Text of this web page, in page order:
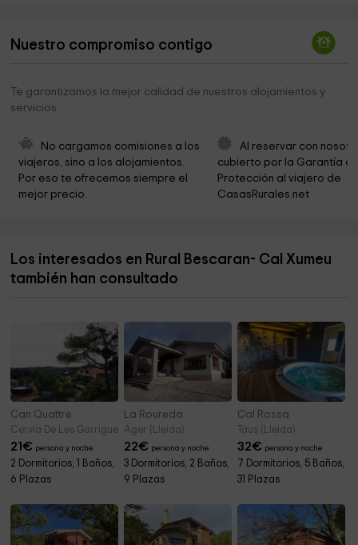
Sant Esteve de Juverri 6,1 km
Sant Antoni de la Peguera 6,6 km
Paller De Cal Melsió 7,7 km
Ayuntamiento de les Valls de Valira 7,7 km
Sant Julià i Sant Germà de Lòria
Nuestro compromiso contigo
Te garantizamos la mejor calidad de nuestros alojamientos y
servicios
No cargamos comisiones a los
viajeros, sino a los alojamientos.
Por eso te ofrecemos siempre el
mejor precio.
Al reservar con
cubierto por la Garantía
Protección al viajero de
CasasRurales.net
Los interesados en Rural Bescaran- Cal Xumeu
también han consultado
Can Quattre
Cervia De Les Garrigues (Lleida)
21€ persona y noche
2 Dormitorios, 1 Baños,
6 Plazas
La Roureda
Ager (Lleida)
22€ persona y noche
3 Dormitorios, 2 Baños,
9 Plazas
Cal Rossa
Taus (Lleida)
32€ persona y noche
7 Dormitorios, 5 Baños,
31 Plazas